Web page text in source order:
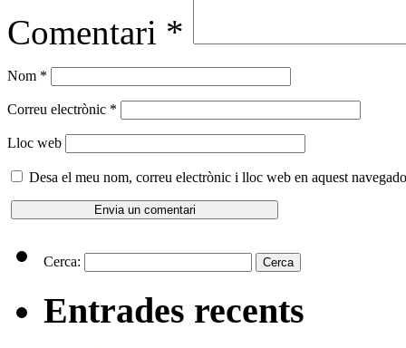
Comentari *
Nom *
Correu electrònic *
Lloc web
Desa el meu nom, correu electrònic i lloc web en aquest
Cerca:
Entrades recents